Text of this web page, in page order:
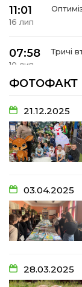
11:01
16 лип
07:58
10 лип
Тричі
10 лип
13:30
06 лип
Від
14:18
01 лип
09:31
28 чер
Творчі
09:28
28 чер
ФОТОФАКТ
21.12.2025
03.04.2025
28.03.2025